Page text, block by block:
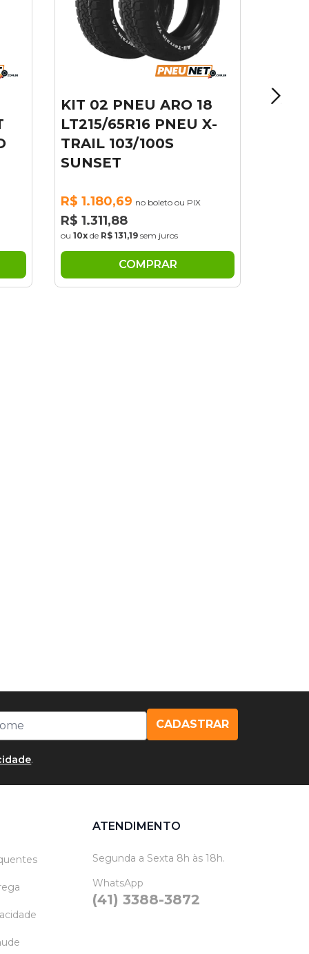
R$ 741,70 no boleto ou PIX
R$ 824,11
ou10x R$ 82,41 sem juros
COMPRAR
CADASTRAR
.
ATENDIMENTO
Segunda a Sexta 8h às 18h.
WhatsApp
(41) 3388-3872